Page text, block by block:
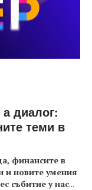
диалог:
теми в
финансите в
и новите умения
събитие у нас...